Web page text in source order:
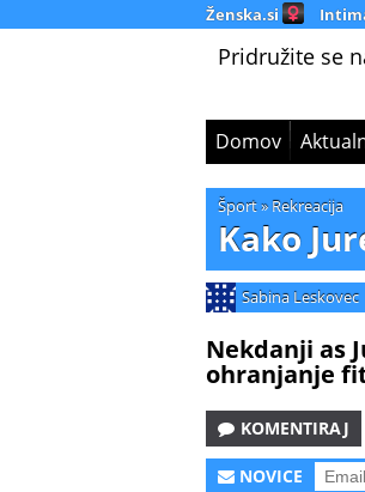
Ženska.si
Pridružite se
Domov
Šport» Rekreacija
Kako
Sabina Leskovec
Nekdanji as
ohranjanje
KOMENTIRAJ
NOVICE